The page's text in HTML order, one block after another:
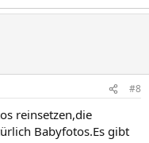
#8
reinsetzen,die
Babyfotos.Es gibt